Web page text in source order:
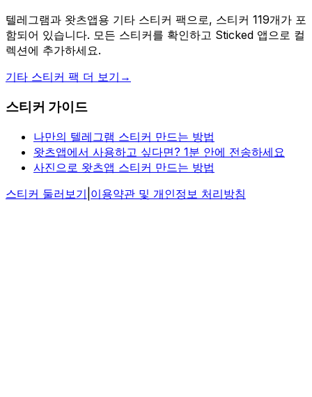
텔레그램과 왓츠앱용 기타 스티커 팩으로, 스티커 119개가 포
함되어 있습니다. 모든 스티커를 확인하고 Sticked 앱으로 컬
렉션에 추가하세요.
기타 스티커 팩 더 보기 →
스티커 가이드
나만의 텔레그램 스티커 만드는 방법
왓츠앱에서 사용하고 싶다면? 1분 안에 전송하세요
사진으로 왓츠앱 스티커 만드는 방법
스티커 둘러보기 이용약관 및 개인정보 처리방침